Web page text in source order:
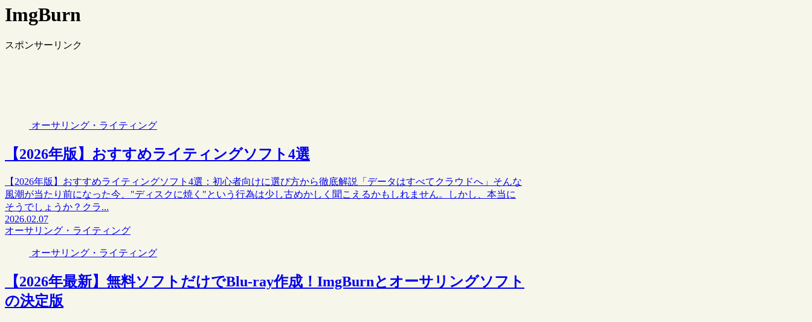
ImgBurn
スポンサーリンク
オーサリング・ライティング
【2026年版】おすすめライティングソフト4選
【2026年版】おすすめライティングソフト4選：初心者向けに選び方から徹底解説「データはすべてクラウドへ」そんな
風潮が当たり前になった今、"ディスクに焼く"という行為は少し古めかしく聞こえるかもしれません。しかし、本当に
そうでしょうか？クラ...
2026.02.07
オーサリング・ライティング
オーサリング・ライティング
【2026年最新】無料ソフトだけでBlu-ray作成！ImgBurnとオーサリングソフト
の決定版